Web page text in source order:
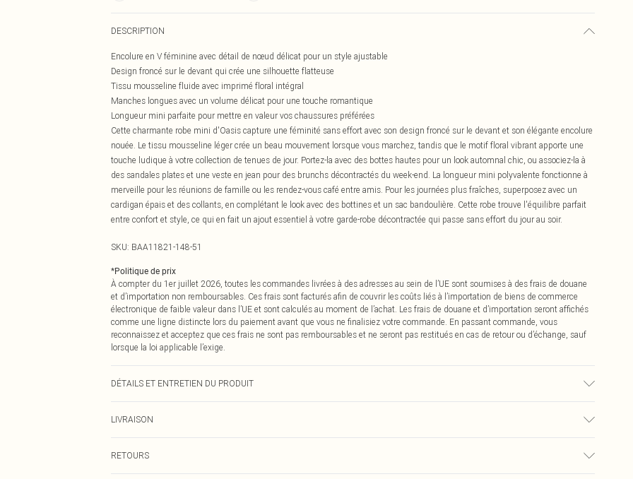
DESCRIPTION
Encolure en V féminine avec détail de nœud délicat pour un style ajustable
Design froncé sur le devant qui crée une silhouette flatteuse
Tissu mousseline fluide avec imprimé floral intégral
Manches longues avec un volume délicat pour une touche romantique
Longueur mini parfaite pour mettre en valeur vos chaussures préférées
Cette charmante robe mini d'Oasis capture une féminité sans effort avec son design froncé sur le devant et son élégante encolure
nouée. Le tissu mousseline léger crée un beau mouvement lorsque vous marchez, tandis que le motif floral vibrant apporte une
touche ludique à votre collection de tenues de jour. Portez-la avec des bottes hautes pour un look automnal chic, ou associez-la à
des sandales plates et une veste en jean pour des brunchs décontractés du week-end. La longueur mini polyvalente fonctionne à
merveille pour les réunions de famille ou les rendez-vous café entre amis. Pour les journées plus fraîches, superposez avec un
cardigan épais et des collants, en complétant le look avec des bottines et un sac bandoulière. Cette robe trouve l'équilibre parfait
entre confort et style, ce qui en fait un ajout essentiel à votre garde-robe décontractée qui passe sans effort du jour au soir.
SKU: BAA11821-148-51
*Politique de prix
À compter du 1er juillet 2026, toutes les commandes livrées à des adresses au sein de l’UE sont soumises à des frais de douane
et d’importation non remboursables. Ces frais sont facturés afin de couvrir les coûts liés à l’importation de biens de commerce
électronique de faible valeur dans l’UE et sont calculés au moment de l’achat. Les frais de douane et d’importation seront affichés
comme une ligne distincte lors du paiement avant que vous ne finalisiez votre commande. En passant commande, vous
reconnaissez et acceptez que ces frais ne sont pas remboursables et ne seront pas restitués en cas de retour ou d’échange, sauf
lorsque la loi applicable l’exige.
DÉTAILS ET ENTRETIEN DU PRODUIT
LIVRAISON
RETOURS